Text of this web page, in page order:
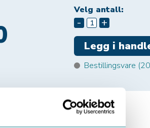
Velg antall:
- +
Bestillingsvare (20